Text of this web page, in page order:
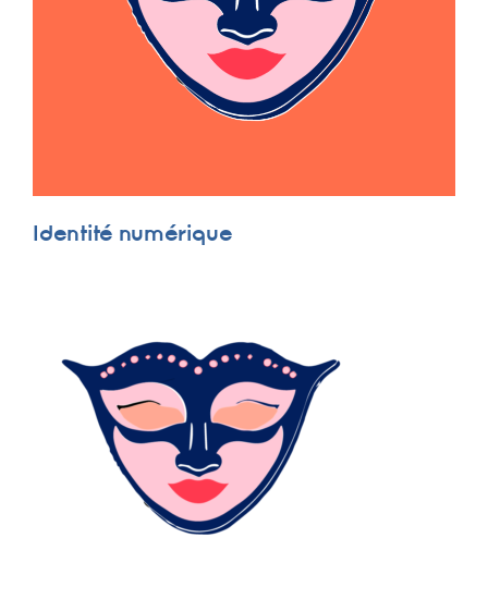
Identité numérique